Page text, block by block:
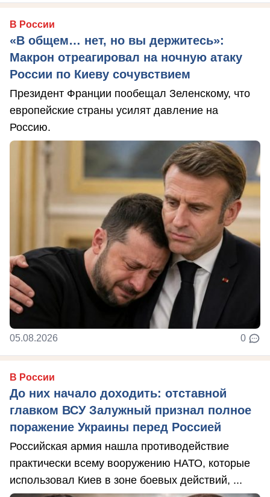
В России
«В общем… нет, но вы держитесь»:
Макрон отреагировал на ночную атаку
России по Киеву сочувствием
Президент Франции пообещал Зеленскому, что
европейские страны усилят давление на
Россию.
05.08.2026 0
В России
До них начало доходить: отставной
главком ВСУ Залужный признал полное
поражение Украины перед Россией
Российская армия нашла противодействие
практически всему вооружению НАТО, которые
использовал Киев в зоне боевых действий, ...